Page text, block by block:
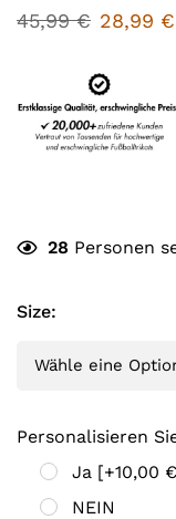
45,99€ 28,99 €
28 Personen
Size:
Personalisieren
Ja [+10,00
NEIN